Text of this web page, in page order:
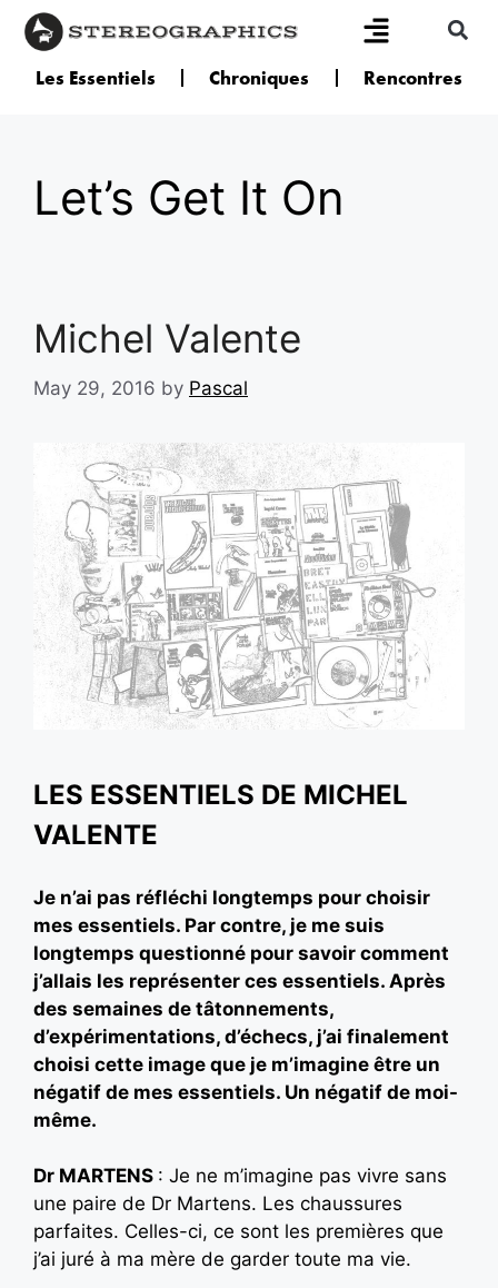
Les Essentiels Chroniques Rencontres
Let’s Get It On
Michel Valente
May 29, 2016 by Pascal
LES ESSENTIELS DE MICHEL
VALENTE
Je n’ai pas réfléchi longtemps pour choisir
mes essentiels. Par contre, je me suis
longtemps questionné pour savoir comment
j’allais les représenter ces essentiels. Après
des semaines de tâtonnements,
d’expérimentations, d’échecs, j’ai finalement
choisi cette image que je m’imagine être un
négatif de mes essentiels. Un négatif de moi-
même.
Dr MARTENS : Je ne m’imagine pas vivre sans
une paire de Dr Martens. Les chaussures
parfaites. Celles-ci, ce sont les premières que
j’ai juré à ma mère de garder toute ma vie.